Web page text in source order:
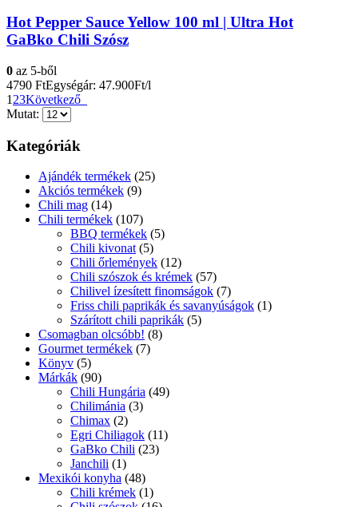
Hot Pepper Sauce Yellow 100 ml | Ultra Hot
GaBko Chili Szósz
0 az 5-ből
4790 FtEgységár: 47.900Ft/l
1 23Következő
Mutat:
Kategóriák
Ajándék termékek (25)
Akciós termékek (9)
Chili mag (14)
Chili termékek (107)
BBQ termékek (5)
Chili kivonat (5)
Chili őrlemények (12)
Chili szószok és krémek (57)
Chilivel ízesített finomságok (7)
Friss chili paprikák és savanyúságok (1)
Szárított chili paprikák (5)
Csomagban olcsóbb! (8)
Gourmet termékek (7)
Könyv (5)
Márkák (90)
Chili Hungária (49)
Chilimánia (3)
Chimax (2)
Egri Chiliagok (11)
GaBko Chili (23)
Janchili (1)
Mexikói konyha (48)
Chili krémek (1)